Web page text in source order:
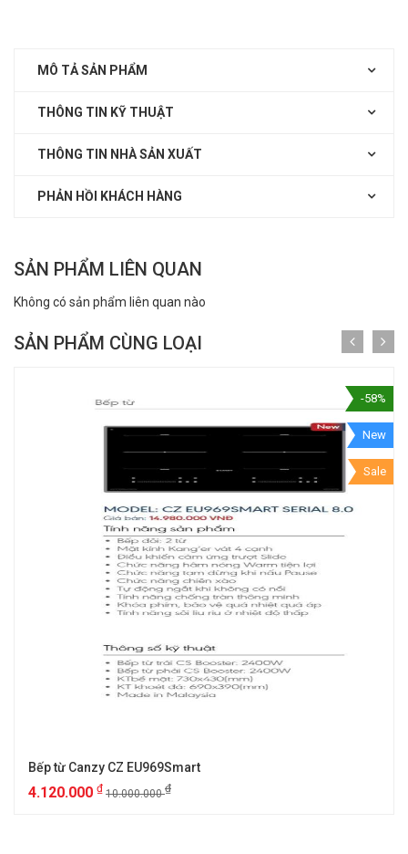
MÔ TẢ SẢN PHẨM
THÔNG TIN KỸ THUẬT
THÔNG TIN NHÀ SẢN XUẤT
PHẢN HỒI KHÁCH HÀNG
SẢN PHẨM LIÊN QUAN
Không có sản phẩm liên quan nào
SẢN PHẨM CÙNG LOẠI
-58%
New
Sale
Bếp từ Canzy CZ EU969Smart
4.120.000 ₫ 10.000.000₫